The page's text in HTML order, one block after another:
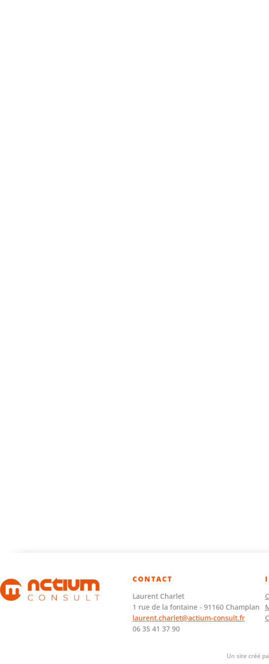
contact
Laurent Charlet
1 rue de la fontaine - 91160 Champlan
laurent.charlet@actium-consult.fr
06 35 41 37 90
Un site créé